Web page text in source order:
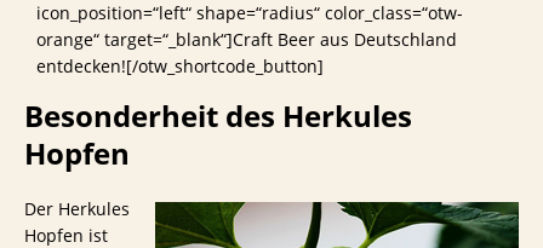
icon_position=“left“ shape=“radius“ color_class=“otw-
orange“ target=“_blank“]Craft Beer aus Deutschland
entdecken![/otw_shortcode_button]
Besonderheit des Herkules
Hopfen
Der Herkules
Hopfen ist